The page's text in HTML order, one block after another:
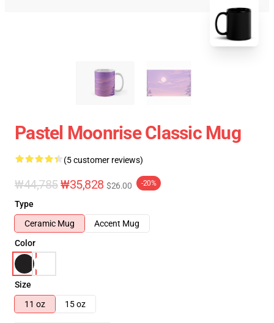
Pastel Moonrise Classic Mug
(5 customer reviews)
₩44,785₩35,828 $26.00 -20%
Type
Ceramic Mug
Accent Mug
Color
Size
11 oz
15 oz